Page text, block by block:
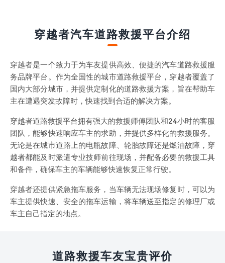
穿越者汽车道路救援平台介绍
穿越者是一个致力于为车友提供高效、便捷的汽车道路救援服
务品牌平台。作为全国性的城市道路救援平台，穿越者覆盖了
国内大部分城市，并提供定制化的道路救援方案，旨在帮助车
主在遭遇突发故障时，快速找到合适的解决方案。
穿越者道路救援平台拥有强大的救援师傅团队和24小时的客服
团队，能够快速响应车主的求助，并提供多样化的救援服务。
无论是在城市道路上的电瓶故障、轮胎故障还是燃油故障，穿
越者都能及时派遣专业技师前往现场，并配备必要的救援工具
和备件，确保车主的车辆能够快速恢复正常行驶。
穿越者还提供紧急拖车服务，当车辆无法现场修复时，可以为
车主提供快速、安全的拖车运输，将车辆送至指定的修理厂或
车主自己指定的地点。
道路救援车友宝贵评价